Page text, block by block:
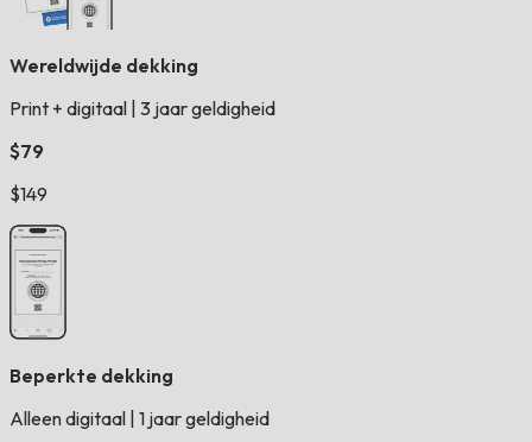
Wereldwijde dekking
Print + digitaal 3 jaar geldigheid
$79
$149
Beperkte dekking
Alleen digitaal 1 jaar geldigheid